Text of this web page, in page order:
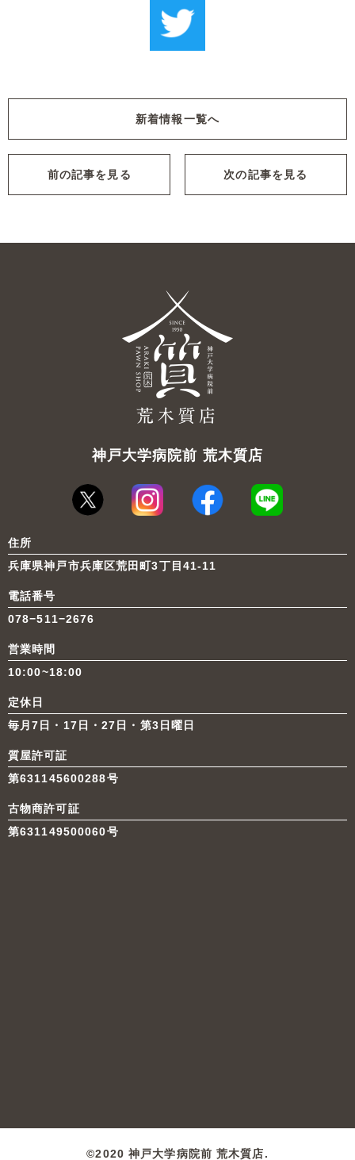
前の記事を見る
新着情報一覧へ
次の記事を見る
神戸大学病院前 荒木質店
住所
兵庫県神戸市兵庫区荒田町3丁目41-11
電話番号
078−511−2676
営業時間
10:00~18:00
定休日
毎月7日・17日・27日・第3日曜日
質屋許可証
第631145600288号
古物商許可証
第631149500060号
©2020 神戸大学病院前 荒木質店.